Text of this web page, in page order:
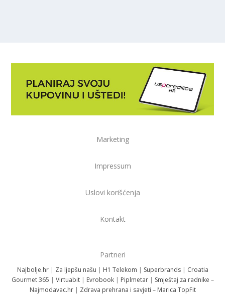
Marketing
Impressum
Uslovi korišćenja
Kontakt
Partneri
Najbolje.hr| Za ljepšu našu | H1 Telekom | Superbrands| Croatia
Gourmet 365 | Virtuabit| Evrobook| Piplmetar| Smještaj za radnike –
Najmodavac.hr| Zdrava prehrana i savjeti – Marica TopFit